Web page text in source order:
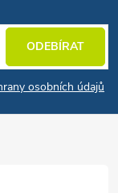
osobních údajů
ODEBÍRAT